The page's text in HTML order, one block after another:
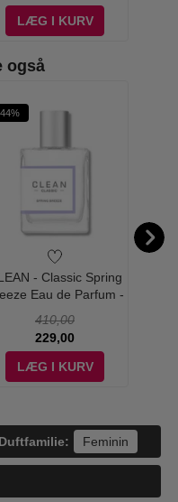
LÆG I KURV
også
- Classic Spring
Eau de Parfum -
410,00
229,00
LÆG I KURV
Duftfamilie: Feminin